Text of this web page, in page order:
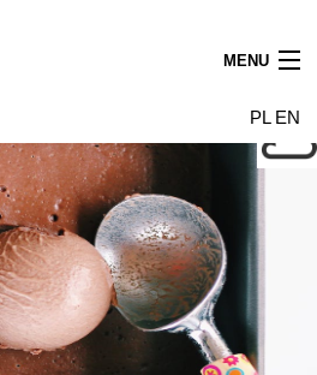
MENU
Najemcy
Budynek
Galeria
powierzchni
Dojazd
Kontakt
PL EN